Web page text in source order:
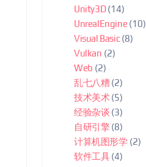
Unity3D(14)
UnrealEngine (10)
Visual Basic(8)
Vulkan (2)
Web (2)
乱七八糟(2)
技术美术(5)
经验杂谈 (3)
自研引擎 (8)
计算机图形学 (2)
软件工具(4)